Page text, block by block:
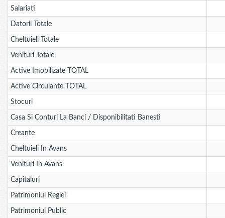
Salariati
Datorii Totale
Cheltuieli Totale
Venituri Totale
Active Imobilizate TOTAL
Active Circulante TOTAL
Stocuri
Casa Si Conturi La Banci / Disponibilitati Banesti
Creante
Cheltuieli In Avans
Venituri In Avans
Capitaluri
Patrimoniul Regiei
Patrimoniul Public